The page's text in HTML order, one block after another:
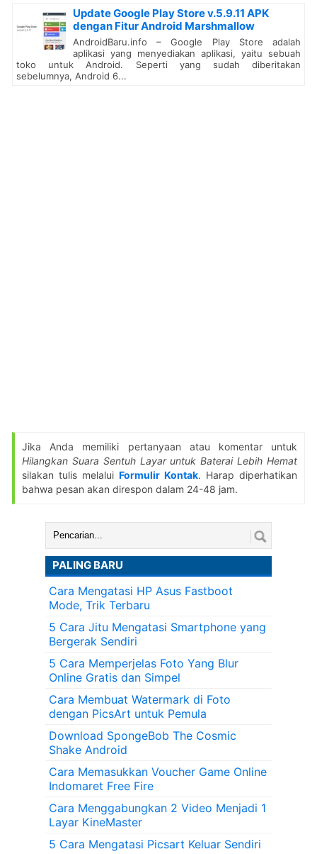
Update Google Play Store v.5.9.11 APK
dengan Fitur Android Marshmallow
AndroidBaru.info – Google Play Store adalah
aplikasi yang menyediakan aplikasi, yaitu sebuah
toko untuk Android. Seperti yang sudah diberitakan
sebelumnya, Android 6...
Jika Anda memiliki pertanyaan atau komentar untuk
Hilangkan Suara Sentuh Layar untuk Baterai Lebih Hemat
silakan tulis melalui Formulir Kontak. Harap diperhatikan
bahwa pesan akan direspon dalam 24-48 jam.
Cari:
PALING BARU
Cara Mengatasi HP Asus Fastboot
Mode, Trik Terbaru
5 Cara Jitu Mengatasi Smartphone yang
Bergerak Sendiri
5 Cara Memperjelas Foto Yang Blur
Online Gratis dan Simpel
Cara Membuat Watermark di Foto
dengan PicsArt untuk Pemula
Download SpongeBob The Cosmic
Shake Android
Cara Memasukkan Voucher Game Online
Indomaret Free Fire
Cara Menggabungkan 2 Video Menjadi 1
Layar KineMaster
5 Cara Mengatasi Picsart Keluar Sendiri